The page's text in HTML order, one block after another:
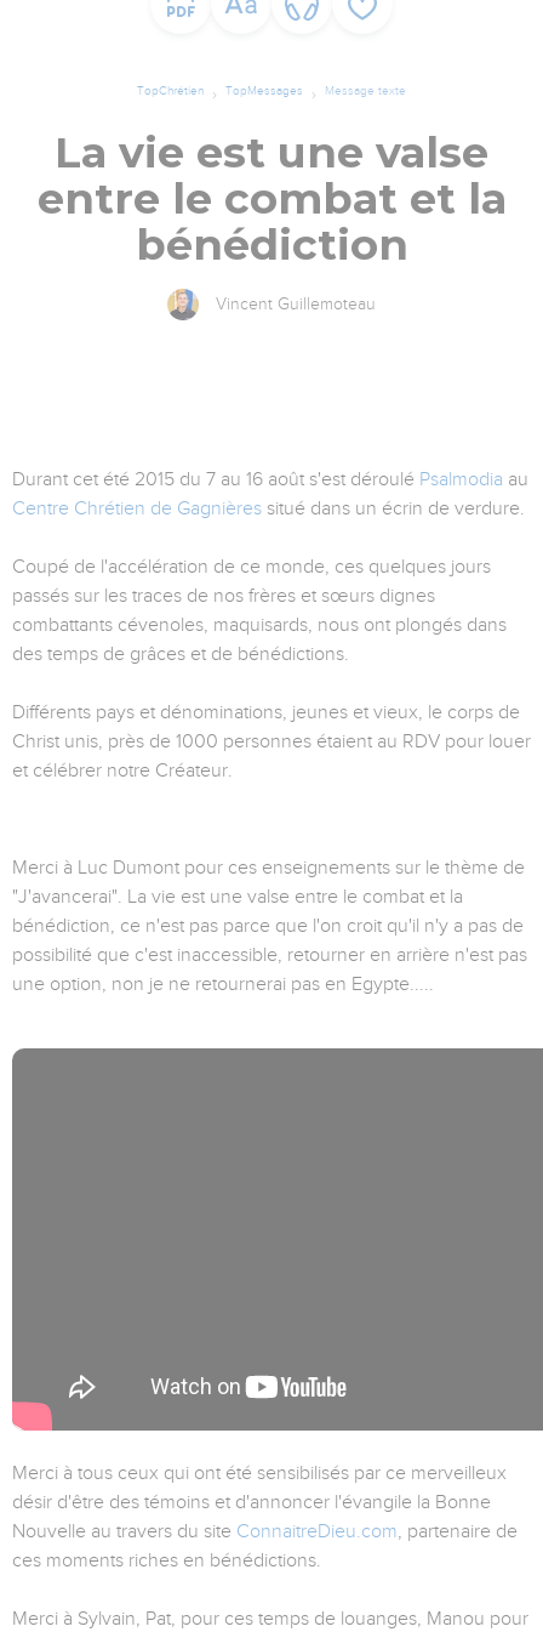
TopChrétien TopMessages Message texte
La vie est une valse
entre le combat et la
bénédiction
Vincent Guillemoteau
Durant cet été 2015 du 7 au 16 août s'est déroulé Psalmodia au
Centre Chrétien de Gagnières situé dans un écrin de verdure.
Coupé de l'accélération de ce monde, ces quelques jours
passés sur les traces de nos frères et sœurs dignes
combattants cévenoles, maquisards, nous ont plongés dans
des temps de grâces et de bénédictions.
Différents pays et dénominations, jeunes et vieux, le corps de
Christ unis, près de 1000 personnes étaient au RDV pour louer
et célébrer notre Créateur.
Merci à Luc Dumont pour ces enseignements sur le thème de
"J'avancerai". La vie est une valse entre le combat et la
bénédiction, ce n'est pas parce que l'on croit qu'il n'y a pas de
possibilité que c'est inaccessible, retourner en arrière n'est pas
une option, non je ne retournerai pas en Egypte.....
Merci à tous ceux qui ont été sensibilisés par ce merveilleux
désir d'être des témoins et d'annoncer l'évangile la Bonne
Nouvelle au travers du site ConnaitreDieu.com, partenaire de
ces moments riches en bénédictions.
Merci à Sylvain, Pat, pour ces temps de louanges, Manou pour